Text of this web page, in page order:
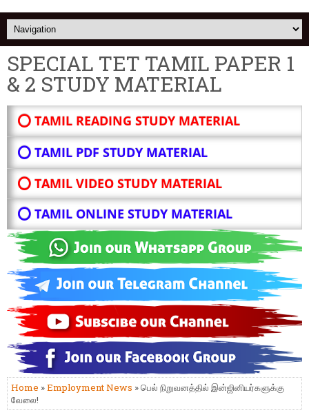
SPECIAL TET TAMIL PAPER 1
& 2 STUDY MATERIAL
⭕ TAMIL READING STUDY MATERIAL
⭕ TAMIL PDF STUDY MATERIAL
⭕ TAMIL VIDEO STUDY MATERIAL
⭕ TAMIL ONLINE STUDY MATERIAL
Home »Employment News » பெல் நிறுவனத்தில் இன்ஜினியர்களுக்கு
வேலை!